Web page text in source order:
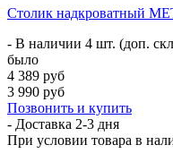
Столик надкроватный
- В наличии 4 шт. (доп.
было
4 389 руб
3 990 руб
Позвонить и купить
- Доставка 2-3 дня
При условии товара в